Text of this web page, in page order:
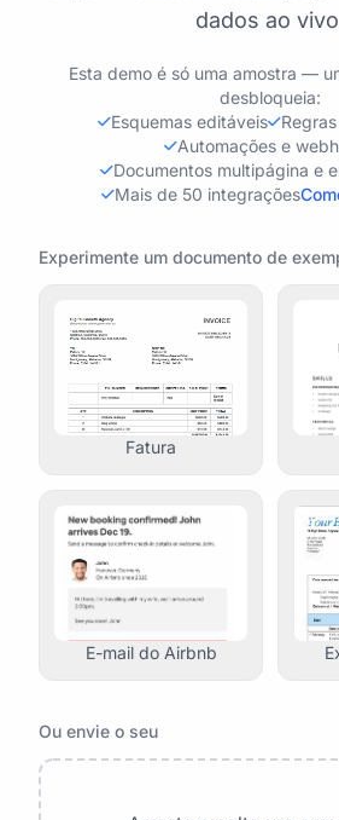
dados ao
Esta demo é só uma amostra —
desbloqueia:
Esquemas editáveis
Automações e
Documentos multipágina e
Mais de 50 integrações
Experimente um documento de
Fatura
E-mail do Airbnb
Ou envie o seu